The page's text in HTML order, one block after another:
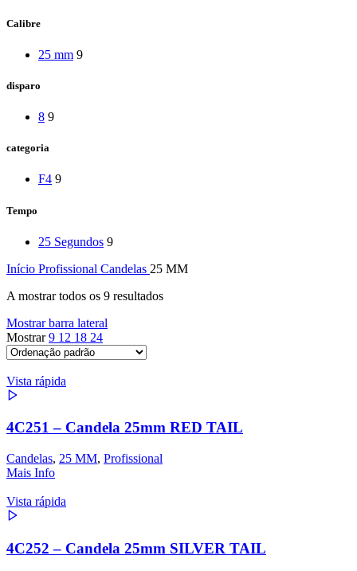
Calibre
25 mm 9
disparo
8 9
categoria
F4 9
Tempo
25 Segundos 9
Início Profissional Candelas 25 MM
A mostrar todos os 9 resultados
Mostrar barra lateral
Mostrar9 12 18 24
Vista rápida
4C251 – Candela 25mm RED TAIL
Candelas, 25 MM, Profissional
Mais Info
Vista rápida
4C252 – Candela 25mm SILVER TAIL